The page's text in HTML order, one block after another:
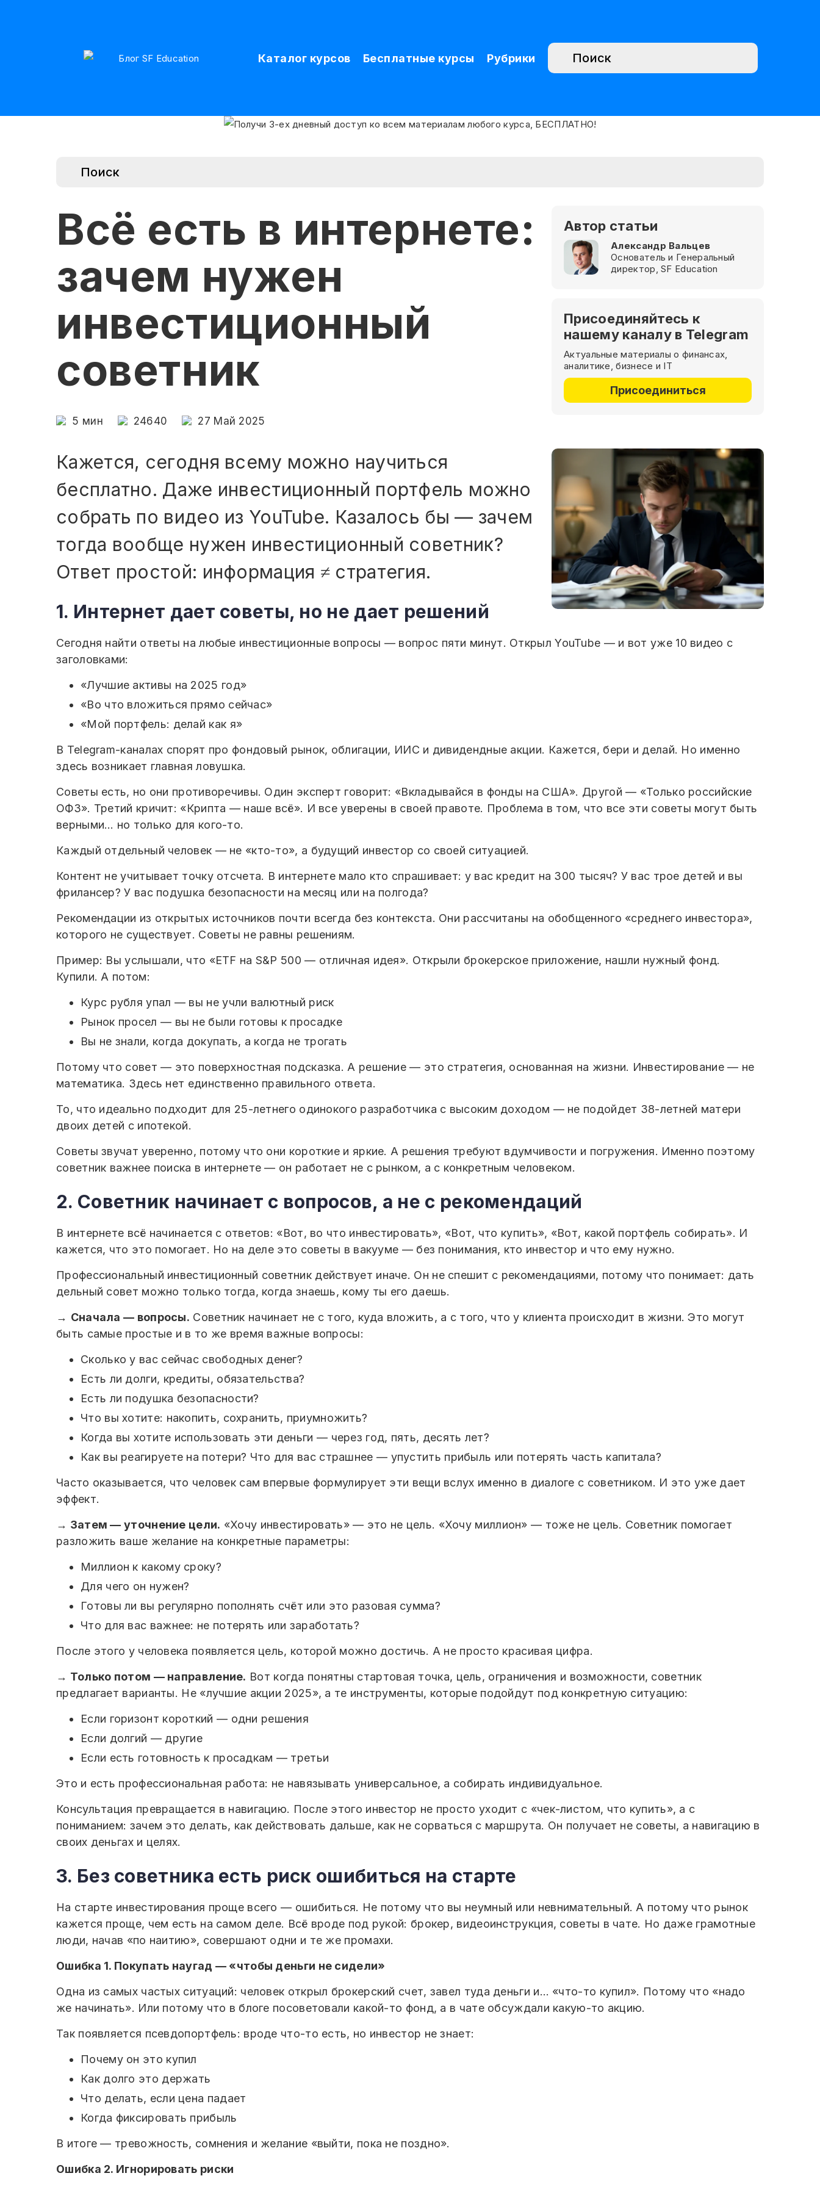
Каталог курсов Бесплатные курсы Рубрики
Всё есть в интернете:
зачем нужен
инвестиционный
советник
5 мин 24640 27 Май 2025
Автор статьи
Александр Вальцев
Основатель и Генеральный
директор, SF Education
Присоединяйтесь к
нашему каналу в Telegram
Актуальные материалы о финансах,
аналитике, бизнесе и IT
Присоединиться
Кажется, сегодня всему можно научиться
бесплатно. Даже инвестиционный портфель можно
собрать по видео из YouTube. Казалось бы — зачем
тогда вообще нужен инвестиционный советник?
Ответ простой: информация ≠ стратегия.
1. Интернет дает советы, но не дает решений
Сегодня найти ответы на любые инвестиционные вопросы — вопрос пяти минут. Открыл YouTube — и вот уже 10 видео с
заголовками:
«Лучшие активы на 2025 год»
«Во что вложиться прямо сейчас»
«Мой портфель: делай как я»
В Telegram-каналах спорят про фондовый рынок, облигации, ИИС и дивидендные акции. Кажется, бери и делай. Но именно
здесь возникает главная ловушка.
Советы есть, но они противоречивы. Один эксперт говорит: «Вкладывайся в фонды на США». Другой — «Только российские
ОФЗ». Третий кричит: «Крипта — наше всё». И все уверены в своей правоте. Проблема в том, что все эти советы могут быть
верными… но только для кого-то.
Каждый отдельный человек — не «кто-то», а будущий инвестор со своей ситуацией.
Контент не учитывает точку отсчета. В интернете мало кто спрашивает: у вас кредит на 300 тысяч? У вас трое детей и вы
фрилансер? У вас подушка безопасности на месяц или на полгода?
Рекомендации из открытых источников почти всегда без контекста. Они рассчитаны на обобщенного «среднего инвестора»,
которого не существует. Советы не равны решениям.
Пример: Вы услышали, что «ETF на S&P 500 — отличная идея». Открыли брокерское приложение, нашли нужный фонд.
Купили. А потом:
Курс рубля упал — вы не учли валютный риск
Рынок просел — вы не были готовы к просадке
Вы не знали, когда докупать, а когда не трогать
Потому что совет — это поверхностная подсказка. А решение — это стратегия, основанная на жизни. Инвестирование — не
математика. Здесь нет единственно правильного ответа.
То, что идеально подходит для 25-летнего одинокого разработчика с высоким доходом — не подойдет 38-летней матери
двоих детей с ипотекой.
Советы звучат уверенно, потому что они короткие и яркие. А решения требуют вдумчивости и погружения. Именно поэтому
советник важнее поиска в интернете — он работает не с рынком, а с конкретным человеком.
2. Советник начинает с вопросов, а не с рекомендаций
В интернете всё начинается с ответов: «Вот, во что инвестировать», «Вот, что купить», «Вот, какой портфель собирать». И
кажется, что это помогает. Но на деле это советы в вакууме — без понимания, кто инвестор и что ему нужно.
Профессиональный инвестиционный советник действует иначе. Он не спешит с рекомендациями, потому что понимает: дать
дельный совет можно только тогда, когда знаешь, кому ты его даешь.
→ Сначала — вопросы. Советник начинает не с того, куда вложить, а с того, что у клиента происходит в жизни. Это могут
быть самые простые и в то же время важные вопросы:
Сколько у вас сейчас свободных денег?
Есть ли долги, кредиты, обязательства?
Есть ли подушка безопасности?
Что вы хотите: накопить, сохранить, приумножить?
Когда вы хотите использовать эти деньги — через год, пять, десять лет?
Как вы реагируете на потери? Что для вас страшнее — упустить прибыль или потерять часть капитала?
Часто оказывается, что человек сам впервые формулирует эти вещи вслух именно в диалоге с советником. И это уже дает
эффект.
→ Затем — уточнение цели. «Хочу инвестировать» — это не цель. «Хочу миллион» — тоже не цель. Советник помогает
разложить ваше желание на конкретные параметры:
Миллион к какому сроку?
Для чего он нужен?
Готовы ли вы регулярно пополнять счёт или это разовая сумма?
Что для вас важнее: не потерять или заработать?
После этого у человека появляется цель, которой можно достичь. А не просто красивая цифра.
→ Только потом — направление. Вот когда понятны стартовая точка, цель, ограничения и возможности, советник
предлагает варианты. Не «лучшие акции 2025», а те инструменты, которые подойдут под конкретную ситуацию:
Если горизонт короткий — одни решения
Если долгий — другие
Если есть готовность к просадкам — третьи
Это и есть профессиональная работа: не навязывать универсальное, а собирать индивидуальное.
Консультация превращается в навигацию. После этого инвестор не просто уходит с «чек-листом, что купить», а с
пониманием: зачем это делать, как действовать дальше, как не сорваться с маршрута. Он получает не советы, а навигацию в
своих деньгах и целях.
3. Без советника есть риск ошибиться на старте
На старте инвестирования проще всего — ошибиться. Не потому что вы неумный или невнимательный. А потому что рынок
кажется проще, чем есть на самом деле. Всё вроде под рукой: брокер, видеоинструкция, советы в чате. Но даже грамотные
люди, начав «по наитию», совершают одни и те же промахи.
Ошибка 1. Покупать наугад — «чтобы деньги не сидели»
Одна из самых частых ситуаций: человек открыл брокерский счет, завел туда деньги и… «что-то купил». Потому что «надо
же начинать». Или потому что в блоге посоветовали какой-то фонд, а в чате обсуждали какую-то акцию.
Так появляется псевдопортфель: вроде что-то есть, но инвестор не знает:
Почему он это купил
Как долго это держать
Что делать, если цена падает
Когда фиксировать прибыль
В итоге — тревожность, сомнения и желание «выйти, пока не поздно».
Ошибка 2. Игнорировать риски